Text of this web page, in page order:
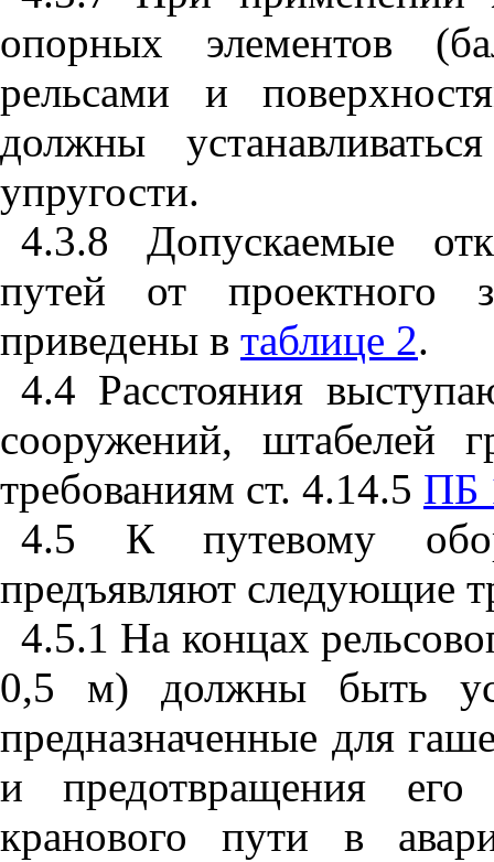
опорных элементов
рельсами и
должны
упругости.
4.3.8 Допускаемые
путей от проектного
приведены в таблице 2.
4.4 Расстояния
сооружений, штабелей
требованиям ст. 4.14.5 ПБ
4.5 К путевому
предъявляют следующие
4.5.1 На концах
0,5 м) должны быть
предназначенные для
и предотвращения
кранового пути в